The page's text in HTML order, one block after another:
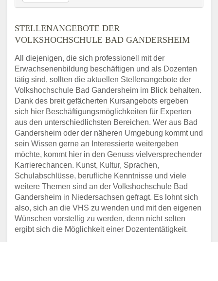
STELLENANGEBOTE DER
VOLKSHOCHSCHULE BAD GANDERSHEIM
All diejenigen, die sich professionell mit der
Erwachsenenbildung beschäftigen und als Dozenten
tätig sind, sollten die aktuellen Stellenangebote der
Volkshochschule Bad Gandersheim im Blick behalten.
Dank des breit gefächerten Kursangebots ergeben
sich hier Beschäftigungsmöglichkeiten für Experten
aus den unterschiedlichsten Bereichen. Wer aus Bad
Gandersheim oder der näheren Umgebung kommt und
sein Wissen gerne an Interessierte weitergeben
möchte, kommt hier in den Genuss vielversprechender
Karrierechancen. Kunst, Kultur, Sprachen,
Schulabschlüsse, berufliche Kenntnisse und viele
weitere Themen sind an der Volkshochschule Bad
Gandersheim in Niedersachsen gefragt. Es lohnt sich
also, sich an die VHS zu wenden und mit den eigenen
Wünschen vorstellig zu werden, denn nicht selten
ergibt sich die Möglichkeit einer Dozententätigkeit.